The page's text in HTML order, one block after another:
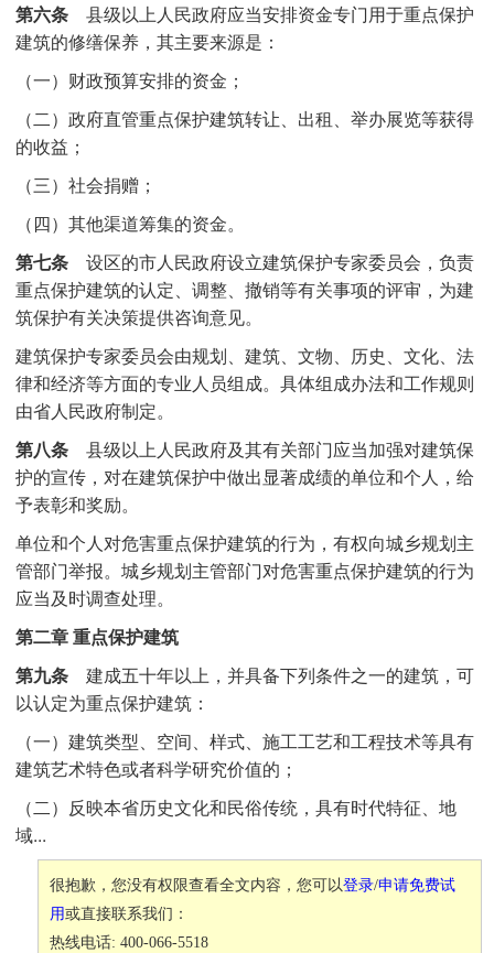
第六条县级以上人民政府应当安排资金专门用于重点保护
建筑的修缮保养，其主要来源是：
（一）财政预算安排的资金；
（二）政府直管重点保护建筑转让、出租、举办展览等获得
的收益；
（三）社会捐赠；
（四）其他渠道筹集的资金。
第七条设区的市人民政府设立建筑保护专家委员会，负责
重点保护建筑的认定、调整、撤销等有关事项的评审，为建
筑保护有关决策提供咨询意见。
建筑保护专家委员会由规划、建筑、文物、历史、文化、法
律和经济等方面的专业人员组成。具体组成办法和工作规则
由省人民政府制定。
第八条县级以上人民政府及其有关部门应当加强对建筑保
护的宣传，对在建筑保护中做出显著成绩的单位和个人，给
予表彰和奖励。
单位和个人对危害重点保护建筑的行为，有权向城乡规划主
管部门举报。城乡规划主管部门对危害重点保护建筑的行为
应当及时调查处理。
第二章 重点保护建筑
第九条建成五十年以上，并具备下列条件之一的建筑，可
以认定为重点保护建筑：
（一）建筑类型、空间、样式、施工工艺和工程技术等具有
建筑艺术特色或者科学研究价值的；
（二）反映本省历史文化和民俗传统，具有时代特征、地
域...
很抱歉，您没有权限查看全文内容，您可以登录/申请免费试
用或直接联系我们：
热线电话: 400-066-5518